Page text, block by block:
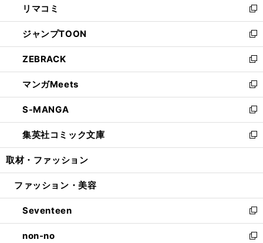
で
開
く
ド
ウ
で
開
く
ィ
ン
ド
ウ
で
開
く
い
ウ
ィ
ン
ド
ウ
で
開
く
リマコミ
新
し
い
ウ
ィ
ン
ド
ウ
で
開
く
ジャンプTOON
新
し
い
ウ
ィ
ン
ド
ウ
で
開
ZEBRACK
新
し
い
ウ
ィ
ン
ド
ウ
開
マンガMeets
新
し
い
ウ
ィ
ン
ウ
開
く
S-MANGA
新
し
い
ウ
ン
ウ
で
開
く
集英社コミック文庫
新
し
ウ
ン
ド
ウ
で
取材・ファッション
ファッション・美容
Seventeen
新
し
い
non-no
新